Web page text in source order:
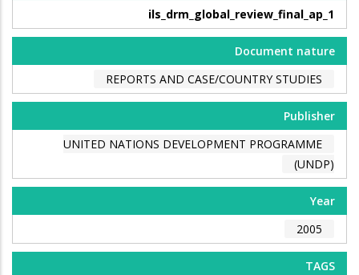
ils_drm_global_review_final_ap_1
Document nature
REPORTS AND CASE/COUNTRY STUDIES
Publisher
UNITED NATIONS DEVELOPMENT PROGRAMME
(UNDP)
Year
2005
TAGS